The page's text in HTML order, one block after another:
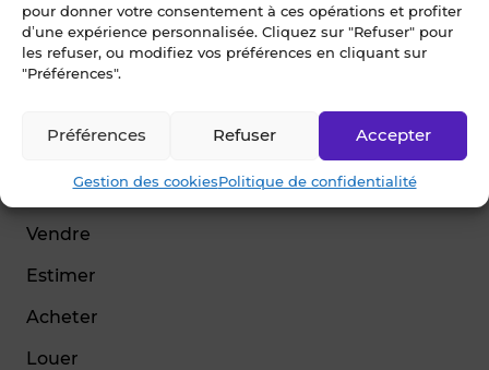
pour donner votre consentement à ces opérations et profiter
d’une expérience personnalisée. Cliquez sur "Refuser" pour
les refuser, ou modifiez vos préférences en cliquant sur
"Préférences".
Accepter
Refuser
Préférences
Gestion des cookiesPolitique de confidentialité
© Blot 2026
NAVIGATION
Vendre
Estimer
Acheter
Louer